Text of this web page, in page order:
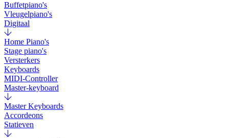
Buffetpiano's
Vleugelpiano's
Digitaal
Home Piano's
Stage piano's
Versterkers
Keyboards
MIDI-Controller
Master-keyboard
Master Keyboards
Accordeons
Statieven